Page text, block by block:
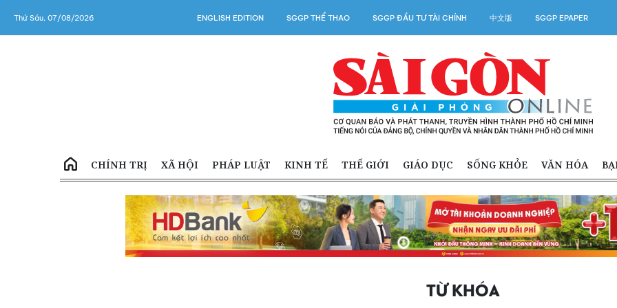
Thứ Sáu, 07/08/2026 ENGLISH EDITION SGGP THỂ THAO SGGP ĐẦU TƯ TÀI CHÍNH 中文版 SGGP EPAPER
CHÍNH TRỊ XÃ HỘI PHÁP LUẬT KINH TẾ THẾ GIỚI GIÁO DỤC SỐNG KHỎE VĂN HÓA
TỪ KHÓA